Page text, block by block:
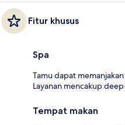
Fitur khusus
Spa
Tamu dapat
Layanan mencakup
Tempat makan